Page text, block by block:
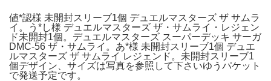
値*認様 未開封スリーブ1個 デュエルマスターズ ザ サムラ
イ。う*し様 デュエルマスターズ ザ・サムライ・レジェン
ド未開封1個。デュエルマスターズ スーパーデッキ サーガ
DMC-56 ザ・サムライ。あ*様 未開封スリーブ1個 デュエ
ルマスターズ ザ サムライ レジェンド。未開封スリーブ1
個デザイン、サイズは写真を参照して下さいゆうパケット
で発送予定です。